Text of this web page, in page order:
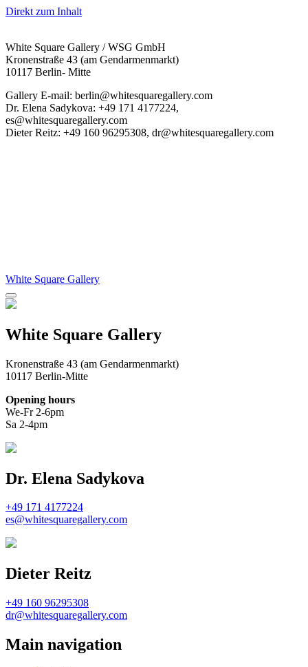
Direkt zum Inhalt
White Square Gallery / WSG GmbH
Kronenstraße 43 (am Gendarmenmarkt)
10117 Berlin- Mitte
Gallery E-mail: berlin@whitesquaregallery.com
Dr. Elena Sadykova: +49 171 4177224,
es@whitesquaregallery.com
Dieter Reitz: +49 160 96295308, dr@whitesquaregallery.com
White Square Gallery
White Square Gallery
Kronenstraße 43 (am Gendarmenmarkt)
10117 Berlin-Mitte
Opening hours
We-Fr 2-6pm
Sa 2-4pm
Dr. Elena Sadykova
+49 171 4177224
es@whitesquaregallery.com
Dieter Reitz
+49 160 96295308
dr@whitesquaregallery.com
Main navigation